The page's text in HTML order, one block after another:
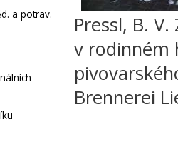
a potrav.
Pressl, B.
v rodinném
Brennerei